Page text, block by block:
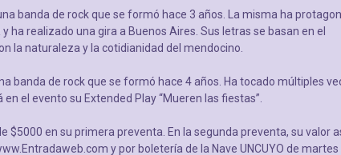
banda de rock que se formó hace 3 años. La misma ha
ha realizado una gira a Buenos Aires. Sus letras se basan en el
la naturaleza y la cotidianidad del mendocino.
banda de rock que se formó hace 4 años. Ha tocado múltiples
el evento su Extended Play “Mueren las fiestas”.
$5000 en su primera preventa. En la segunda preventa, su valor
y por boletería de la Nave UNCUYO de martes